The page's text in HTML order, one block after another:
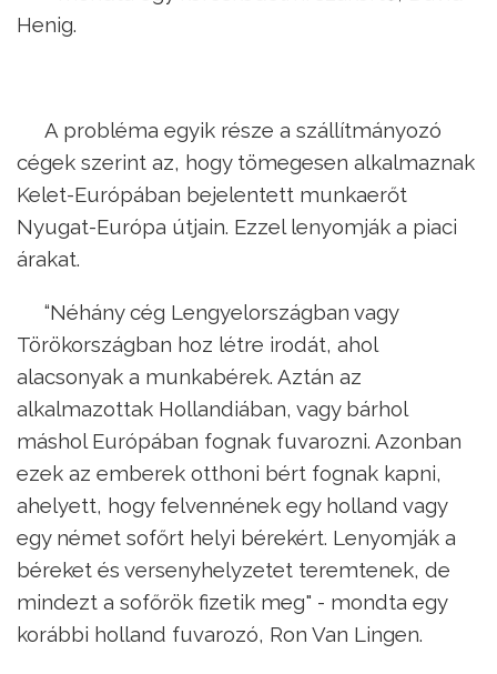
Henig.
A probléma egyik része a szállítmányozó
cégek szerint az, hogy tömegesen alkalmaznak
Kelet-Európában bejelentett munkaerőt
Nyugat-Európa útjain. Ezzel lenyomják a piaci
árakat.
“Néhány cég Lengyelországban vagy
Törökországban hoz létre irodát, ahol
alacsonyak a munkabérek. Aztán az
alkalmazottak Hollandiában, vagy bárhol
máshol Európában fognak fuvarozni. Azonban
ezek az emberek otthoni bért fognak kapni,
ahelyett, hogy felvennének egy holland vagy
egy német sofőrt helyi bérekért. Lenyomják a
béreket és versenyhelyzetet teremtenek, de
mindezt a sofőrök fizetik meg" - mondta egy
korábbi holland fuvarozó, Ron Van Lingen.